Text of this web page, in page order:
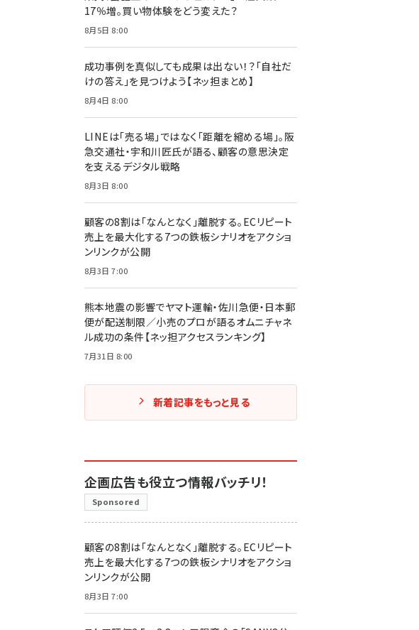
17％増。買い物体験をどう変えた？
8月5日 8:00
成功事例を真似しても成果は出ない！？「自社だ
けの答え」を見つけよう【ネッ担まとめ】
8月4日 8:00
LINEは「売る場」ではなく「距離を縮める場」。阪
急交通社・宇和川匠氏が語る、顧客の意思決定
を支えるデジタル戦略
8月3日 8:00
顧客の8割は「なんとなく」離脱する。ECリピート
売上を最大化する7つの鉄板シナリオをアクショ
ンリンクが公開
8月3日 7:00
熊本地震の影響でヤマト運輸・佐川急便・日本郵
便が配送制限／小売のプロが語るオムニチャネ
ル成功の条件【ネッ担アクセスランキング】
7月31日 8:00
新着記事をもっと見る
企画広告も役立つ情報バッチリ！
Sponsored
顧客の8割は「なんとなく」離脱する。ECリピート
売上を最大化する7つの鉄板シナリオをアクショ
ンリンクが公開
8月3日 7:00